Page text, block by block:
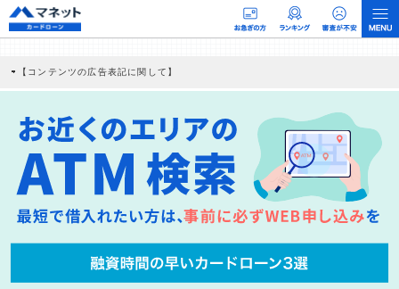
【コンテンツの広告表記に関して】
社に対して企業から紹介報酬が支払われるという収益モデルです。 ただし、特定の
商品を根拠なくPRするものではなく、当編集部の調査／ユーザーへの口コミ収集な
どに基づき、公平性を担保した情報提供を行っています。
>提携企業一覧